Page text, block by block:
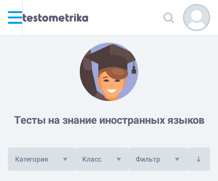
Тесты на знание иностранных языков
Категория Класс Фильтр